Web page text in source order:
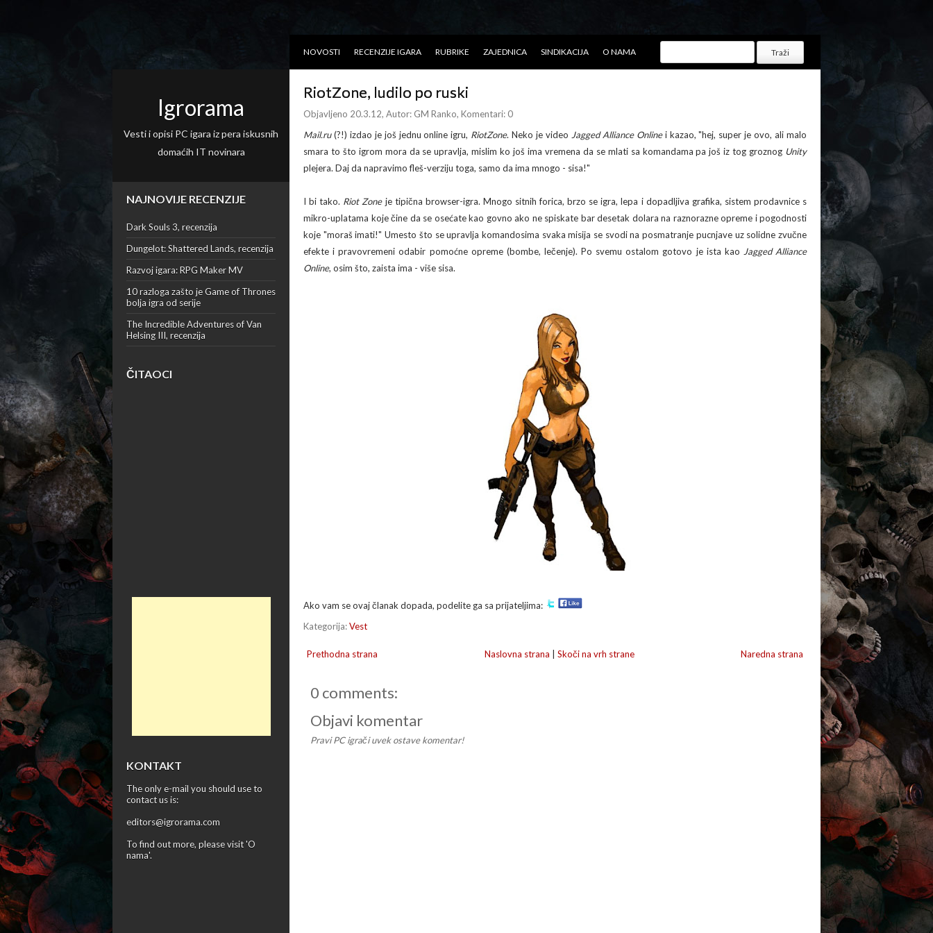
NOVOSTI RECENZIJE IGARA RUBRIKE ZAJEDNICA SINDIKACIJA O NAMA
Igrorama
Vesti i opisi PC igara iz pera iskusnih
domaćih IT novinara
NAJNOVIJE RECENZIJE
Dark Souls 3, recenzija
Dungelot: Shattered Lands, recenzija
Razvoj igara: RPG Maker MV
10 razloga zašto je Game of Thrones
bolja igra od serije
The Incredible Adventures of Van
Helsing III, recenzija
ČITAOCI
KONTAKT
The only e-mail you should use to
contact us is:
editors@igrorama.com
To find out more, please visit 'O
nama'.
RiotZone, ludilo po ruski
Objavljeno 20.3.12, Autor: GM Ranko, Komentari: 0
Mail.ru(?!) izdao je još jednu online igru, RiotZone. Neko je video Jagged Alliance Onlinei kazao, "hej, super je ovo, ali malo
smara to što igrom mora da se upravlja, mislim ko još ima vremena da se mlati sa komandama pa još iz tog groznog Unity
plejera. Daj da napravimo fleš-verziju toga, samo da ima mnogo - sisa!"
I bi tako. Riot Zoneje tipična browser-igra. Mnogo sitnih forica, brzo se igra, lepa i dopadljiva grafika, sistem prodavnice s
mikro-uplatama koje čine da se osećate kao govno ako ne spiskate bar desetak dolara na raznorazne opreme i pogodnosti
koje "moraš imati!" Umesto što se upravlja komandosima svaka misija se svodi na posmatranje pucnjave uz solidne zvučne
efekte i pravovremeni odabir pomoćne opreme (bombe, lečenje). Po svemu ostalom gotovo je ista kao Jagged Alliance
Online, osim što, zaista ima - više sisa.
Ako vam se ovaj članak dopada, podelite ga sa prijateljima:
Kategorija:Vest
Naredna strana
Prethodna strana Naslovna strana Skoči na vrh strane
0 comments:
Objavi komentar
Pravi PC igrači uvek ostave komentar!